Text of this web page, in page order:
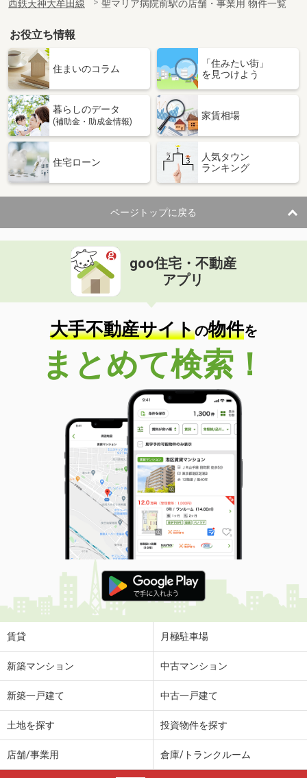
西鉄天神大牟田線
聖マリア病院前駅の店舗・事業用 物件一覧
お役立ち情報
住まいのコラム
「住みたい街」
を見つけよう
暮らしのデータ
(補助金・助成金情報)
家賃相場
住宅ローン
人気タウン
ランキング
ページトップに戻る
goo住宅・不動産
アプリ
大手不動産サイトの物件を
まとめて検索！
賃貸 月極駐車場
新築マンション 中古マンション
新築一戸建て 中古一戸建て
土地を探す 投資物件を探す
店舗/事業用 倉庫/トランクルーム